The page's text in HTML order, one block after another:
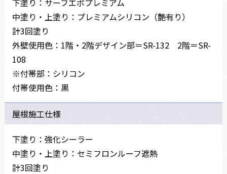
中塗り・上塗り：プレミアムシリコン（艶有り）
計3回塗り
外壁使用色：1階・2階デザイン部＝SR-132 2階＝SR-
108
※付帯部：シリコン
付帯使用色：黒
屋根施工仕様
下塗り：強化シーラー
中塗り・上塗り：セミフロンルーフ遮熱
計3回塗り